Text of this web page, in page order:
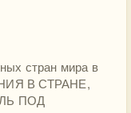
стран мира в
В СТРАНЕ,
ПОД